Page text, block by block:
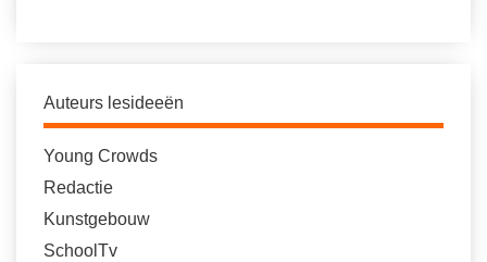
Auteurs lesideeën
Young Crowds
Redactie
Kunstgebouw
SchoolTv